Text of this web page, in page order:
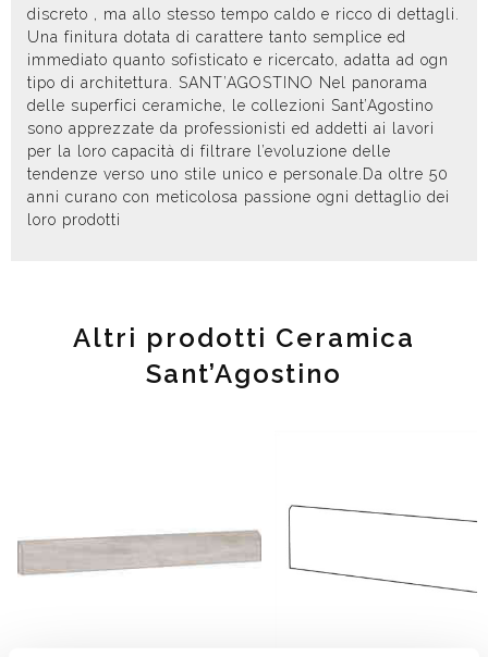
discreto , ma allo stesso tempo caldo e ricco di dettagli.
Una finitura dotata di carattere tanto semplice ed
immediato quanto sofisticato e ricercato, adatta ad ogn
tipo di architettura. SANT’AGOSTINO Nel panorama
delle superfici ceramiche, le collezioni Sant’Agostino
sono apprezzate da professionisti ed addetti ai lavori
per la loro capacità di filtrare l’evoluzione delle
tendenze verso uno stile unico e personale.Da oltre 50
anni curano con meticolosa passione ogni dettaglio dei
loro prodotti
Altri prodotti Ceramica
Sant’Agostino